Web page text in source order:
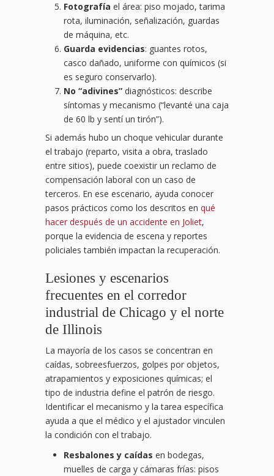
Fotografía el área: piso mojado, tarima
rota, iluminación, señalización, guardas
de máquina, etc.
Guarda evidencias: guantes rotos,
casco dañado, uniforme con químicos (si
es seguro conservarlo).
No “adivines” diagnósticos: describe
síntomas y mecanismo (“levanté una caja
de 60 lb y sentí un tirón”).
Si además hubo un choque vehicular durante
el trabajo (reparto, visita a obra, traslado
entre sitios), puede coexistir un reclamo de
compensación laboral con un caso de
terceros. En ese escenario, ayuda conocer
pasos prácticos como los descritos en qué
hacer después de un accidente en Joliet,
porque la evidencia de escena y reportes
policiales también impactan la recuperación.
Lesiones y escenarios
frecuentes en el corredor
industrial de Chicago y el norte
de Illinois
La mayoría de los casos se concentran en
caídas, sobreesfuerzos, golpes por objetos,
atrapamientos y exposiciones químicas; el
tipo de industria define el patrón de riesgo.
Identificar el mecanismo y la tarea específica
ayuda a que el médico y el ajustador vinculen
la condición con el trabajo.
Resbalones y caídas en bodegas,
muelles de carga y cámaras frías: pisos